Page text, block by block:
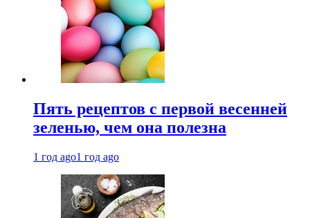
Пять рецептов с первой весенней
зеленью, чем она полезна
1 год ago1 год ago